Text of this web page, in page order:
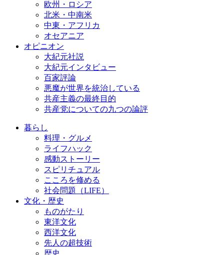
欧州・ロシア
北米・中南米
中東・アフリカ
オセアニア
オピニオン
大紀元社説
大紀元インタビュー
百家評論
悪魔が世界を統治している
共産主義の最終目的
共産党についての九つの論評
暮らし
料理・グルメ
ライフハック
感動ストーリー
スピリチュアル
こころを修める
社会問題（LIFE）
文化・歴史
ものがたり
東洋文化
西洋文化
先人の超技術